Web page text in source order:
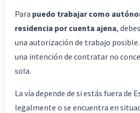
Para puedo trabajar como
residencia por cuenta ajena,
una autorización de trabajo
una intención de contratar no
sola.
La vía depende de si estás fuera de
legalmente o se encuentra en